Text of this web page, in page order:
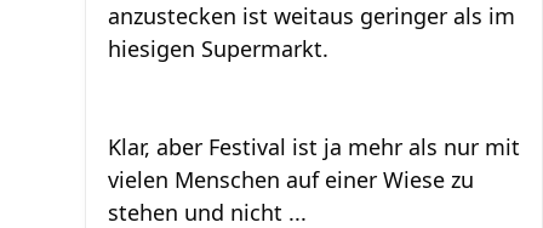
anzustecken ist weitaus geringer als im
hiesigen Supermarkt.
Klar, aber Festival ist ja mehr als nur mit
vielen Menschen auf einer Wiese zu
stehen und nicht ...